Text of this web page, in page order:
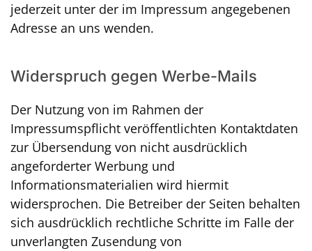
jederzeit unter der im Impressum angegebenen
Adresse an uns wenden.
Widerspruch gegen Werbe-Mails
Der Nutzung von im Rahmen der
Impressumspflicht veröffentlichten Kontaktdaten
zur Übersendung von nicht ausdrücklich
angeforderter Werbung und
Informationsmaterialien wird hiermit
widersprochen. Die Betreiber der Seiten behalten
sich ausdrücklich rechtliche Schritte im Falle der
unverlangten Zusendung von